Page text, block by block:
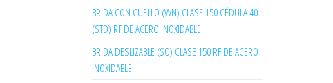
BRIDA CON CUELLO (WN) CLASE 150 CÉDULA 40
(STD) RF DE ACERO INOXIDABLE
BRIDA DESLIZABLE (SO) CLASE 150 RF DE ACERO
INOXIDABLE